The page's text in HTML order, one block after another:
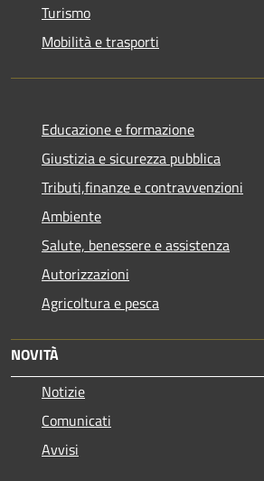
Turismo
Mobilità e trasporti
Educazione e formazione
Giustizia e sicurezza pubblica
Tributi,finanze e contravvenzioni
Ambiente
Salute, benessere e assistenza
Autorizzazioni
Agricoltura e pesca
NOVITÀ
Notizie
Comunicati
Avvisi